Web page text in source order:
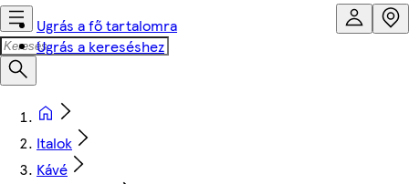
Ugrás a fő tartalomra
Ugrás a kereséshez
Italok
Kávé